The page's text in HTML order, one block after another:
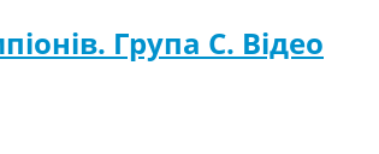
Група C. Відео